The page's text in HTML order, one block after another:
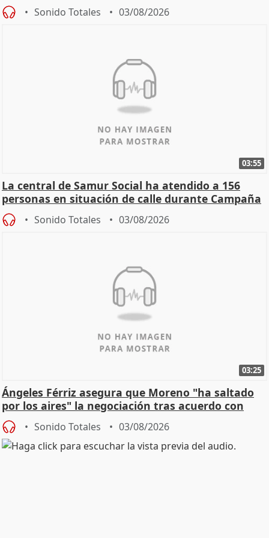
Sonido Totales 03/08/2026
03:55
La central de Samur Social ha atendido a 156
personas en situación de calle durante Campaña
de Calor
Sonido Totales 03/08/2026
03:25
Ángeles Férriz asegura que Moreno "ha saltado
por los aires" la negociación tras acuerdo con
SMA
Sonido Totales 03/08/2026